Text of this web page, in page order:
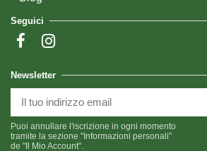
Seguici
Newsletter
Puoi annullare l'iscrizione in ogni momento
tramite la sezione "Informazioni personali"
de "Il Mio Account".